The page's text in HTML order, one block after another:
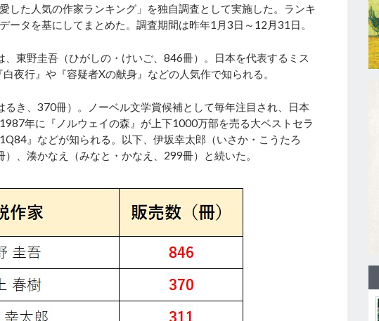
した人気の作家ランキング」を独自調査として実施した。ランキ
ータを基にしてまとめた。調査期間は昨年1月3日～12月31日。
東野圭吾（ひがしの・けいご、846冊）。日本を代表するミス
夜行』や『容疑者Xの献身』などの人気作で知られる。
き、370冊）。ノーベル文学賞候補として毎年注目され、日本
年に『ノルウェイの森』が上下1000万部を売る大ベストセラ
』などが知られる。以下、伊坂幸太郎（いさか・こうたろ
、湊かなえ（みなと・かなえ、299冊）と続いた。